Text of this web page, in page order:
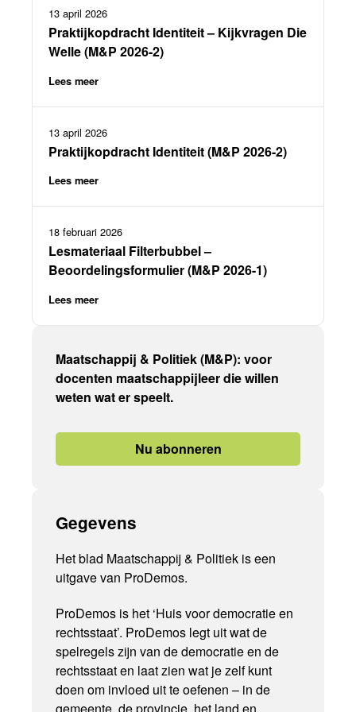
13 april 2026
Praktijkopdracht Identiteit – Kijkvragen Die
Welle (M&P 2026-2)
Lees meer
13 april 2026
Praktijkopdracht Identiteit (M&P 2026-2)
Lees meer
18 februari 2026
Lesmateriaal Filterbubbel –
Beoordelingsformulier (M&P 2026-1)
Lees meer
Maatschappij & Politiek (M&P): voor
docenten maatschappijleer die willen
weten wat er speelt.
Nu abonneren
Gegevens
Het blad Maatschappij & Politiek is een
uitgave van ProDemos.
ProDemos is het ‘Huis voor democratie en
rechtsstaat’. ProDemos legt uit wat de
spelregels zijn van de democratie en de
rechtsstaat en laat zien wat je zelf kunt
doen om invloed uit te oefenen – in de
gemeente, de provincie, het land en